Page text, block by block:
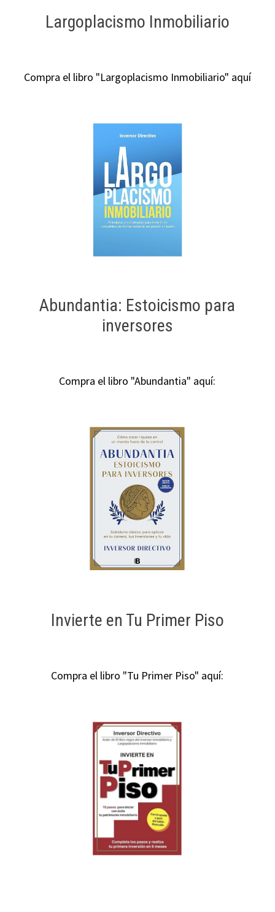
Largoplacismo Inmobiliario
Compra el libro "Largoplacismo Inmobiliario" aquí
Abundantia: Estoicismo para
inversores
Compra el libro "Abundantia" aquí:
Invierte en Tu Primer Piso
Compra el libro "Tu Primer Piso" aquí: